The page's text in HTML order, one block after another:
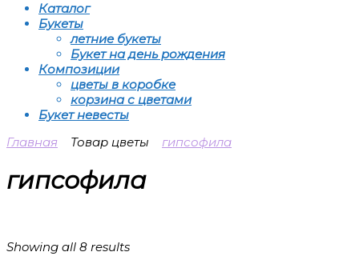
Каталог
Букеты
летние букеты
Букет на день рождения
Композиции
цветы в коробке
корзина с цветами
Букет невесты
Главная
Товар цветы гипсофила
гипсофила
Showing all 8 results